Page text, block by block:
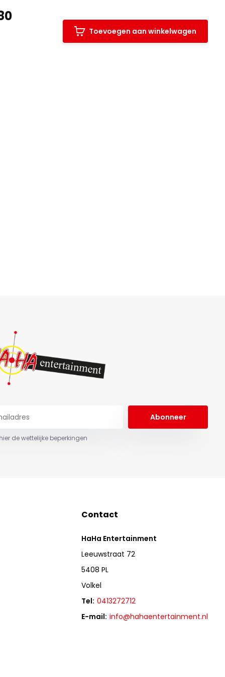
Toevoegen aan winkelwagen
Abonneer
de wettelijke beperkingen
Contact
HaHa Entertainment
Leeuwstraat 72
5408 PL
Volkel
Tel: 0413272712
E-mail: info@hahaentertainment.nl